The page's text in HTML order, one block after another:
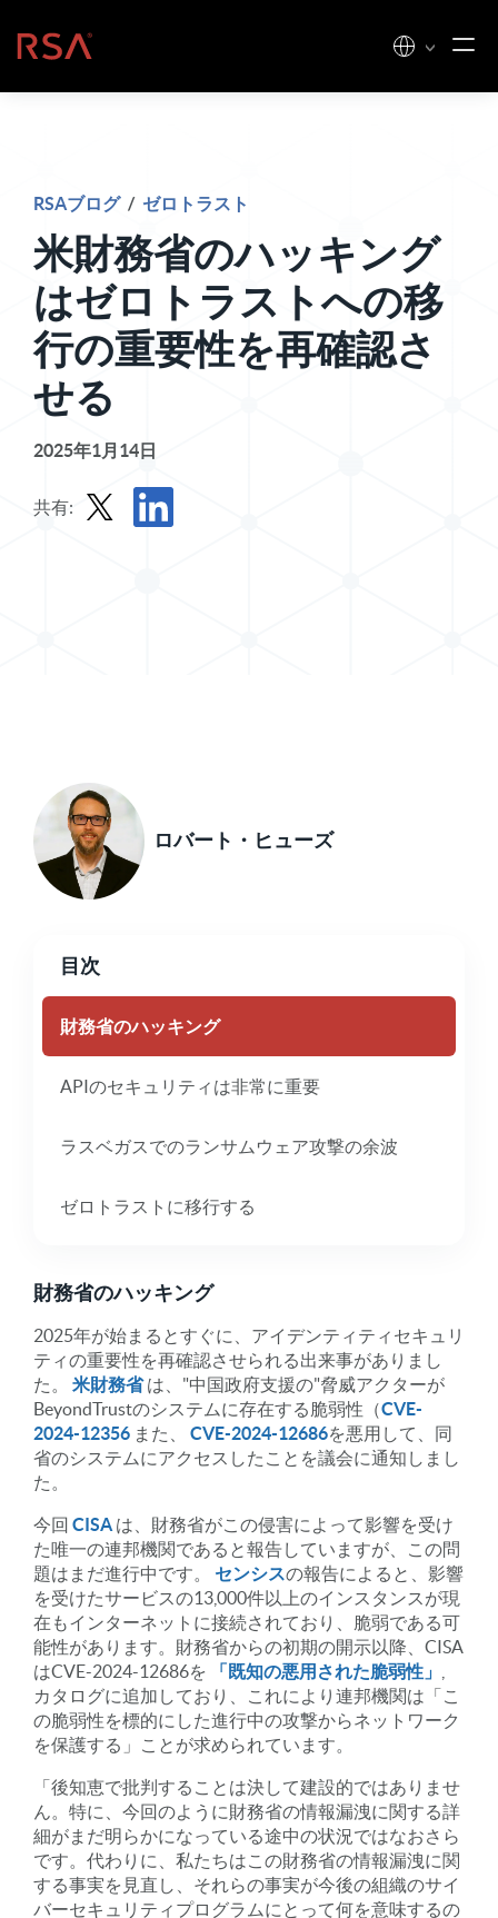
ホーム
RSAブログ / ゼロトラスト
米財務省のハッキング
はゼロトラストへの移
行の重要性を再確認さ
せる
2025年1月14日
共有:
ロバート・ヒューズ
目次
財務省のハッキング
APIのセキュリティは非常に重要
ラスベガスでのランサムウェア攻撃の余波
ゼロトラストに移行する
財務省のハッキング
2025年が始まるとすぐに、アイデンティティセキュリ
ティの重要性を再確認させられる出来事がありまし
た。 米財務省は、"中国政府支援の"脅威アクターが
BeyondTrustのシステムに存在する脆弱性（CVE-
2024-12356 また、 CVE-2024-12686を悪用して、同
省のシステムにアクセスしたことを議会に通知しまし
た。
今回 CISA は、財務省がこの侵害によって影響を受け
た唯一の連邦機関であると報告していますが、この問
題はまだ進行中です。 センシスの報告によると、影響
を受けたサービスの13,000件以上のインスタンスが現
在もインターネットに接続されており、脆弱である可
能性があります。財務省からの初期の開示以降、CISA
はCVE-2024-12686を
「既知の悪用された脆弱性」
カタログに追加しており、これにより連邦機関は「こ
の脆弱性を標的にした進行中の攻撃からネットワーク
を保護する」ことが求められています。
「後知恵で批判することは決して建設的ではありませ
ん。特に、今回のように財務省の情報漏洩に関する詳
細がまだ明らかになっている途中の状況ではなおさら
です。代わりに、私たちはこの財務省の情報漏洩に関
する事実を見直し、それらの事実が今後の組織のサイ
バーセキュリティプログラムにとって何を意味するの